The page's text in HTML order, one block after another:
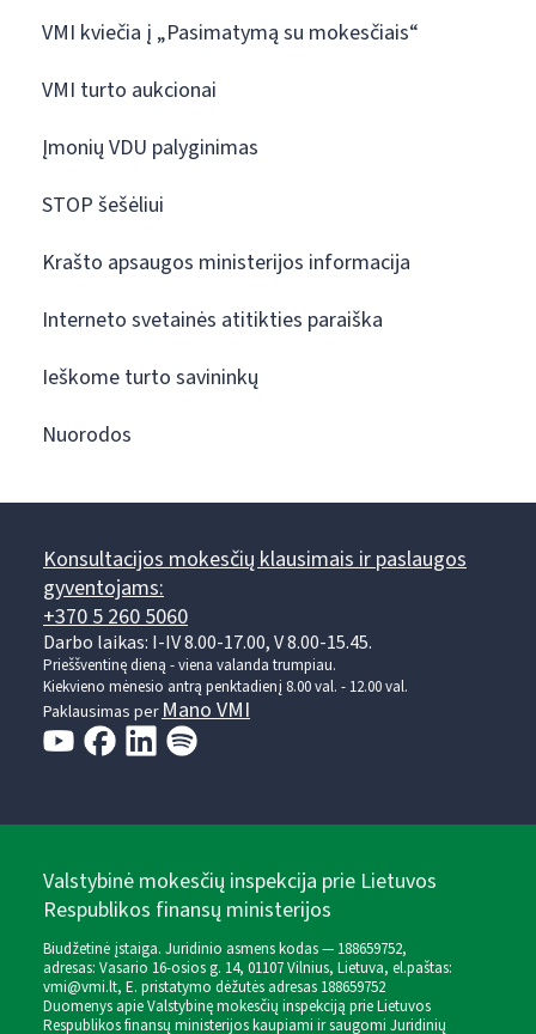
VMI kviečia į „Pasimatymą su mokesčiais“
VMI turto aukcionai
Įmonių VDU palyginimas
STOP šešėliui
Krašto apsaugos ministerijos informacija
Interneto svetainės atitikties paraiška
Ieškome turto savininkų
Nuorodos
Konsultacijos mokesčių klausimais ir paslaugos
gyventojams:
+370 5 260 5060
Darbo laikas: I-IV 8.00-17.00, V 8.00-15.45.
Prieššventinę dieną - viena valanda trumpiau.
Kiekvieno mėnesio antrą penktadienį 8.00 val. - 12.00 val.
Paklausimas per Mano VMI
Valstybinė mokesčių inspekcija prie Lietuvos
Respublikos finansų ministerijos
Biudžetinė įstaiga. Juridinio asmens kodas — 188659752,
adresas: Vasario 16-osios g. 14, 01107 Vilnius, Lietuva, el.paštas:
vmi@vmi.lt, E. pristatymo dėžutės adresas 188659752
Duomenys apie Valstybinę mokesčių inspekciją prie Lietuvos
Respublikos finansų ministerijos kaupiami ir saugomi Juridinių